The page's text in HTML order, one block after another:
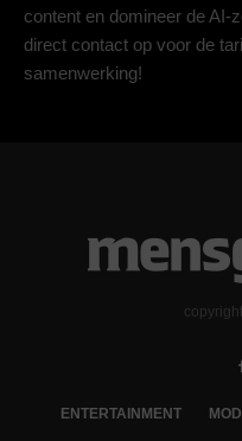
content en domineer de AI-
direct contact op voor de
samenwerking!
ENTERTAINMENT